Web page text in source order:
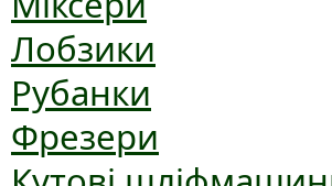
Лобзики
Рубанки
Фрезери